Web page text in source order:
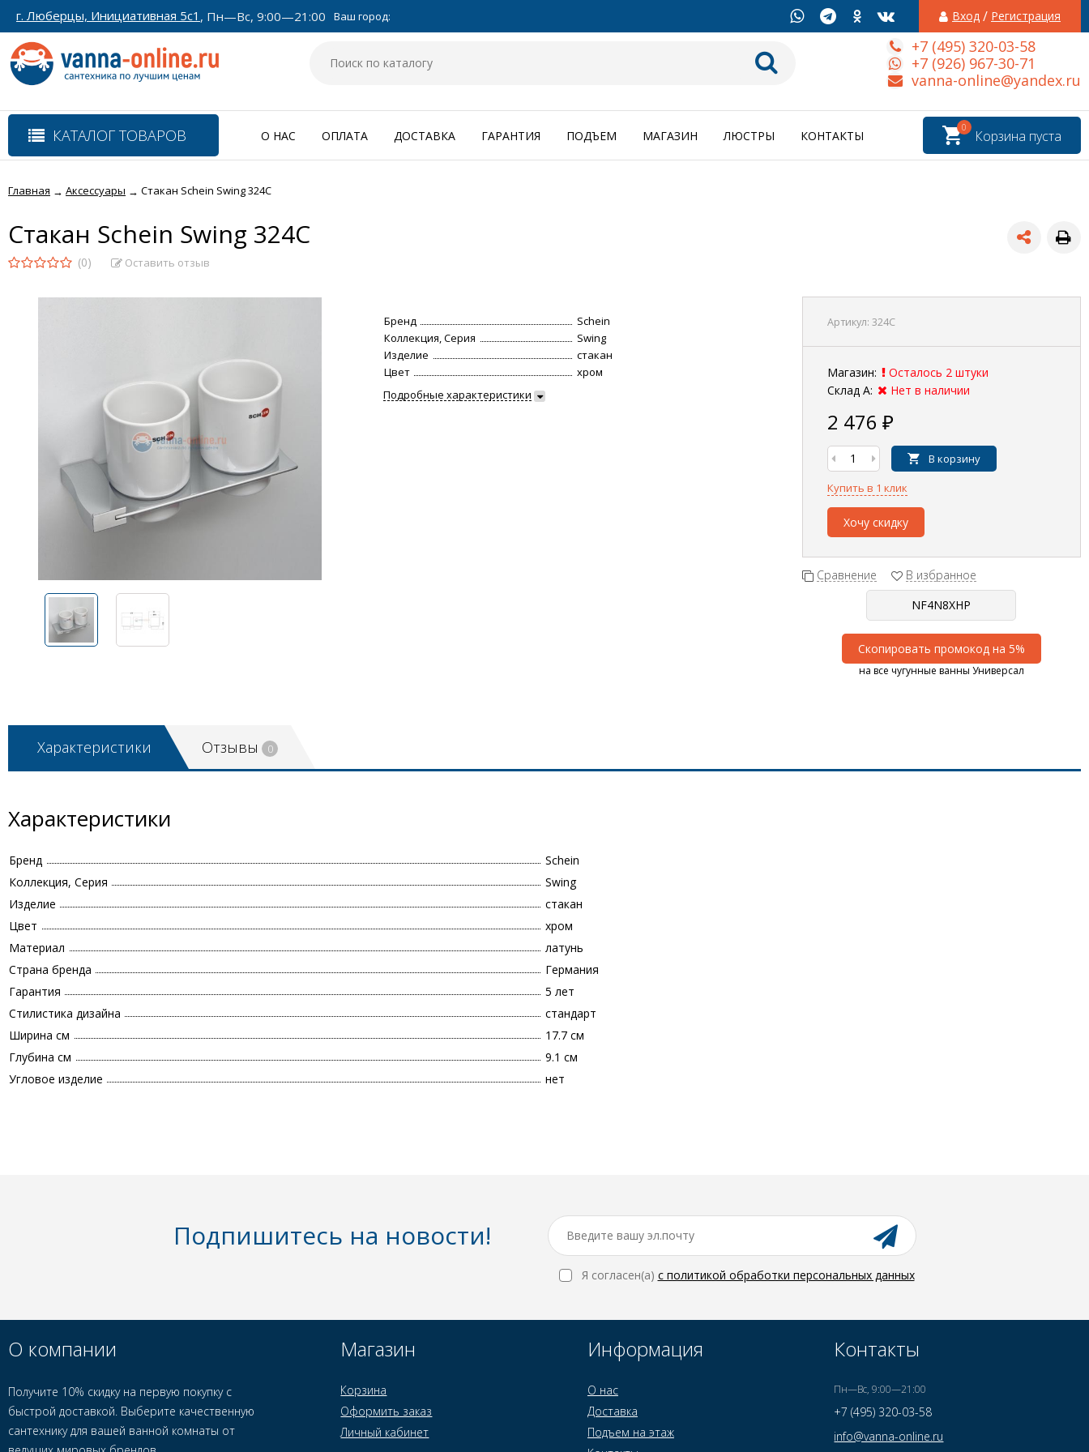
г. Люберцы, Инициативная 5с1 , Пн—Вс, 9:00—21:00 Ваш город: Вход / Регистрация
+7 (495) 320-03-58
+7 (926) 967-30-71
vanna-online@yandex.ru
КАТАЛОГ ТОВАРОВ Корзина пуста
0
О НАС ОПЛАТА ДОСТАВКА ГАРАНТИЯ ПОДЪЕМ МАГАЗИН ЛЮСТРЫ КОНТАКТЫ
Главная → Аксессуары → Стакан Schein Swing 324C
Стакан Schein Swing 324C
(0) Оставить отзыв
Артикул: 324C
Магазин:
Осталось 2 штуки
Склад А:
Нет в наличии
2 476 ₽
В корзину
Купить в 1 клик
Хочу скидку
Сравнение В избранное
Скопировать промокод на 5%
на все чугунные ванны Универсал
Бренд
Schein
Коллекция, Серия
Swing
Изделие
стакан
Цвет
хром
Подробные характеристики
Характеристики Отзывы 0
Характеристики
Бренд
Schein
Коллекция, Серия
Swing
Изделие
стакан
Цвет
хром
Материал
латунь
Страна бренда
Германия
Гарантия
5 лет
Стилистика дизайна
стандарт
Ширина см
17.7 см
Глубина см
9.1 см
Угловое изделие
нет
Подпишитесь на новости!
Я согласен(a) с политикой обработки персональных данных
О компании
Получите 10% скидку на первую покупку с
быстрой доставкой. Выберите качественную
сантехнику для вашей ванной комнаты от
Магазин
Корзина
Оформить заказ
Личный кабинет
Информация
О нас
Доставка
Подъем на этаж
Контакты
Пн—Вс, 9:00—21:00
+7 (495) 320-03-58
info@vanna-online.ru